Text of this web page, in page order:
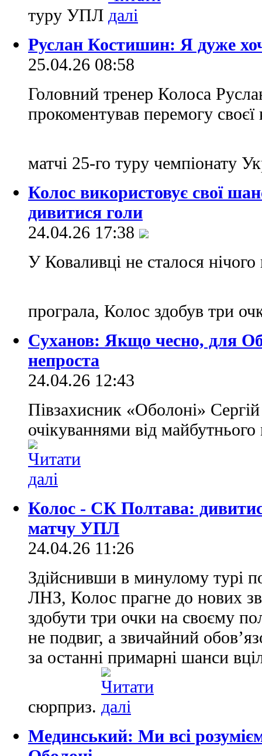
туру УПЛ
Руслан Костишин: Я дуже
25.04.26 08:58
Головний тренер Колоса
прокоментував перемогу
матчі 25-го туру чемпіонату
Колос використовує свої
дивитися голи
24.04.26 17:38
У Коваливці не сталося
програла, Колос здобув три
Суханов: Якщо чесно, для
непроста
24.04.26 12:43
Півзахисник «Оболоні»
очікуваннями від
Колос - СК Полтава:
матчу УПЛ
24.04.26 11:26
Здійснивши в минулому турі
ЛНЗ, Колос прагне до нових
здобути три очки на своєму
не подвиг, а звичайний
за останні примарні шанси
сюрприз.
Мединський: Ми всі